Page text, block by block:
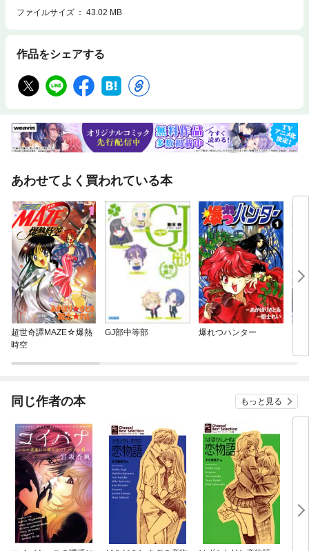
ファイルサイズ
43.02 MB
作品をシェアする
あわせてよく買われている本
超世奇譚MAZE☆爆熱
時空
GJ部中等部 爆れつハンター
ラ
同じ作者の本 もっと見る